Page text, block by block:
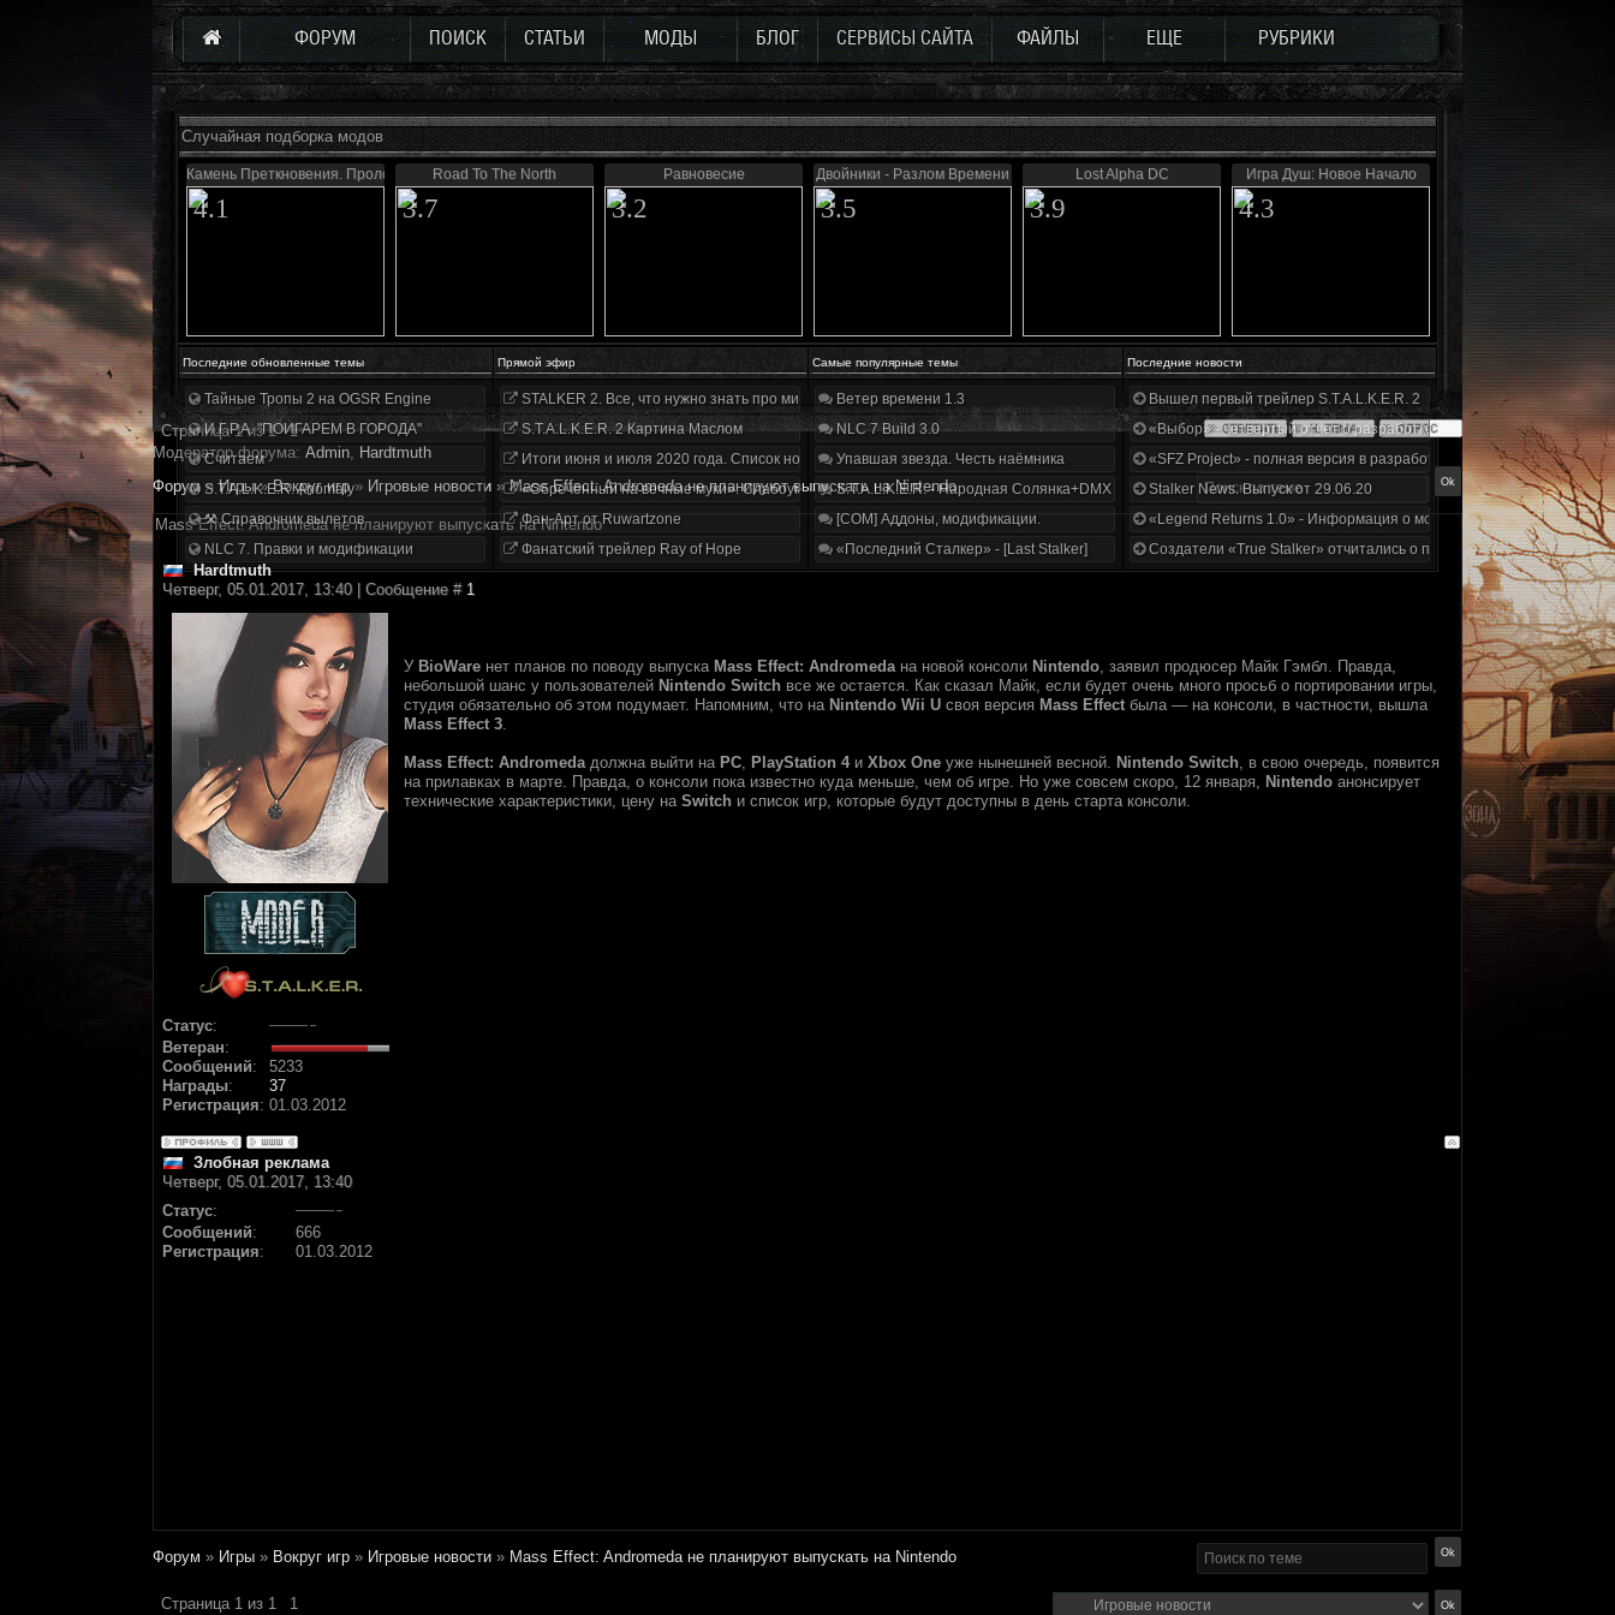
ФОРУМ ПОИСК СТАТЬИ МОДЫ БЛОГ СЕРВИСЫ САЙТА ФАЙЛЫ ЕЩЕ РУБРИКИ
Случайная подборка модов
Камень Преткновения. Пролог
4.1
Road To The North
3.7
Равновесие
3.2
Двойники - Разлом Времени
3.5
Lost Alpha DC
3.9
Игра Душ: Новое Начало
4.3
Последние обновленные темы Прямой эфир Самые популярные темы Последние новости
Тайные Тропы 2 на OGSR Engine
И.Г.Р.А. "ПОИГАРЕМ В ГОРОДА"
Считаем
S.T.A.L.K.E.R. Anomaly
⚒ Справочник вылетов
NLC 7. Правки и модификации
STALKER 2. Все, что нужно знать про мир, геймплей и сюжет | Разбор трейлера
S.T.A.L.K.E.R. 2 Картина Маслом
Итоги июня и июля 2020 года. Список нововведений
«Обречённый на вечные муки». Слабоумие и отвага
Фан-Арт от Ruwartzone
Фанатский трейлер Ray of Hope
Ветер времени 1.3
NLC 7 Build 3.0
Упавшая звезда. Честь наёмника
S.T.A.L.K.E.R. - Народная Солянка+DMX 1.3.5.ООП.МА.К.
[COM] Аддоны, модификации.
«Последний Сталкер» - [Last Stalker]
Вышел первый трейлер S.T.A.L.K.E.R. 2
«Выбор» - четвертый отчет о разработке!
«SFZ Project» - полная версия в разработке!
Stalker News. Выпуск от 29.06.20
«Legend Returns 1.0» - Информация о моде за июнь 2020
Создатели «True Stalker» отчитались о проделанной работе
Страница1из1
1
Модератор форума: Аdmin, Hardtmuth
Форум » Игры » Вокруг игр » Игровые новости » Mass Effect: Andromeda не планируют выпускать на Nintendo
Mass Effect: Andromeda не планируют выпускать на Nintendo
Hardtmuth
Четверг, 05.01.2017, 13:40 | Сообщение # 1
Статус:
Ветеран:
Сообщений:
5233
Награды:
37
Регистрация: 01.03.2012
У BioWare нет планов по поводу выпуска Mass Effect: Andromedaна новой консоли Nintendo, заявил продюсер Майк Гэмбл. Правда,
небольшой шанс у пользователей Nintendo Switch все же остается. Как сказал Майк, если будет очень много просьб о портировании игры,
студия обязательно об этом подумает. Напомним, что на Nintendo Wii U своя версия Mass Effect была — на консоли, в частности, вышла
Mass Effect 3.
Mass Effect: Andromedaдолжна выйти на PC, PlayStation 4и Xbox One уже нынешней весной. Nintendo Switch, в свою очередь, появится
на прилавках в марте. Правда, о консоли пока известно куда меньше, чем об игре. Но уже совсем скоро, 12 января, Nintendo анонсирует
технические характеристики, цену на Switch и список игр, которые будут доступны в день старта консоли.
Злобная реклама
Четверг, 05.01.2017, 13:40
Статус:
Сообщений:
666
Регистрация: 01.03.2012
Форум » Игры » Вокруг игр » Игровые новости » Mass Effect: Andromeda не планируют выпускать на Nintendo
Страница 1 из 1 1